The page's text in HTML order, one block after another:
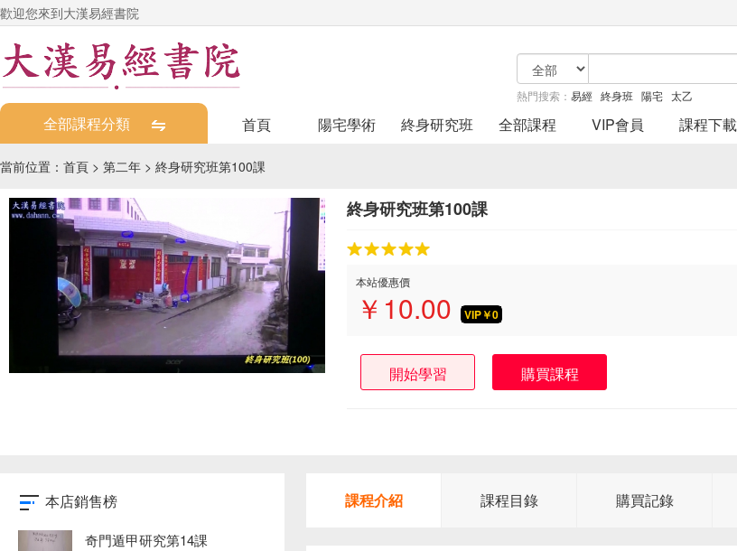
歡迎您來到大漢易經書院
熱門搜索： 易經 終身班 陽宅 太乙
全部課程分類 首頁 陽宅學術 終身研究班 全部課程 VIP會員 課程下載
當前位置： 首頁 > 第二年 > 終身研究班第100課
終身研究班第100課
本站優惠價
￥ 10.00 VIP￥0
開始學習 購買課程
本店銷售榜
奇門遁甲研究第14課
課程介紹 課程目錄 購買記錄